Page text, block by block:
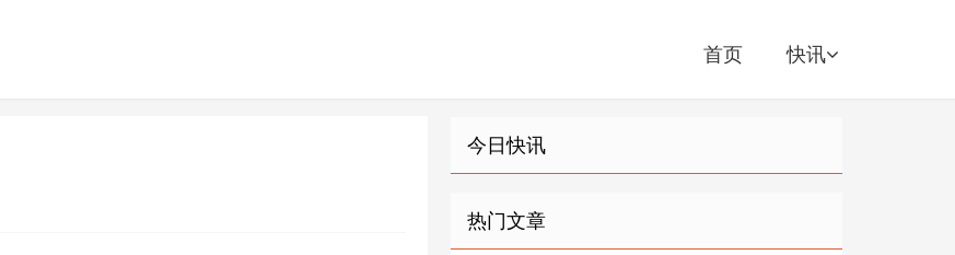
首页 快讯
今日快讯
热门文章